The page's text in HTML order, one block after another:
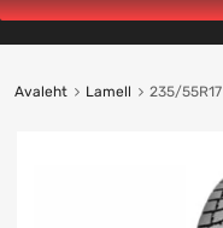
Avaleht Lamell 235/